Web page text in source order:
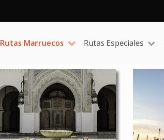
Rutas Marruecos Rutas Especiales